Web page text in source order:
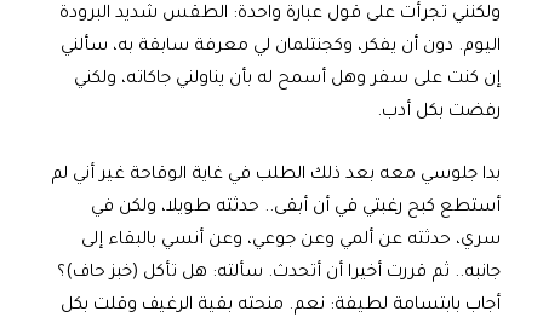
ولكنني تجرأت على قول عبارة واحدة: الطقس شديد البرودة
اليوم. دون أن يفكر، وكجنتلمان لي معرفة سابقة به، سألني
إن كنت على سفر وهل أسمح له بأن يناولني جاكاته، ولكني
رفضت بكل أدب.
بدا جلوسي معه بعد ذلك الطلب في غاية الوقاحة غير أني لم
أستطع كبح رغبتي في أن أبقى.. حدثته طويلا، ولكن في
سري، حدثته عن ألمي وعن جوعي، وعن أنسي بالبقاء إلى
جانبه.. ثم قررت أخيرا أن أتحدث. سألته: هل تأكل (خبز حاف)؟
أجاب بابتسامة لطيفة: نعم. منحته بقية الرغيف وقلت بكل